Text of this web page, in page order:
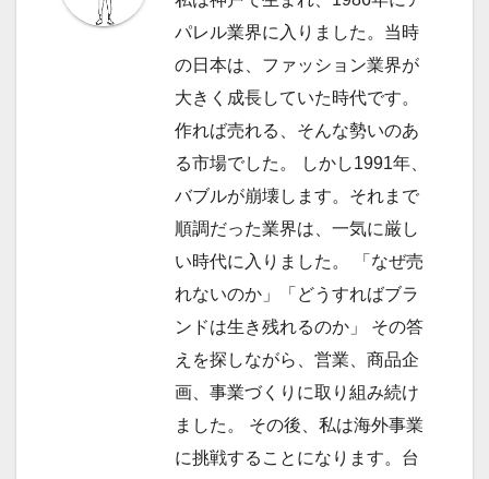
パレル業界に入りました。当時
の日本は、ファッション業界が
大きく成長していた時代です。
作れば売れる、そんな勢いのあ
る市場でした。 しかし1991年、
バブルが崩壊します。それまで
順調だった業界は、一気に厳し
い時代に入りました。 「なぜ売
れないのか」「どうすればブラ
ンドは生き残れるのか」 その答
えを探しながら、営業、商品企
画、事業づくりに取り組み続け
ました。 その後、私は海外事業
に挑戦することになります。台